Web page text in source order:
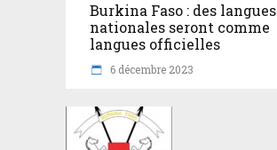
Burkina Faso : des langues
nationales seront comme
langues officielles
6 décembre 2023